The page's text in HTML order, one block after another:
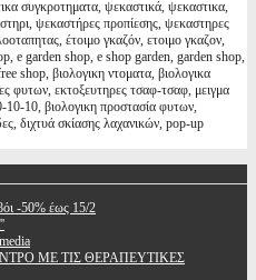
συγκροτηματα, ψεκαστικά, ψεκαστικα,
ψεκαστήρες προπίεσης, ψεκαστηρες
έτοιμο γκαζόν, ετοιμο γκαζον,
e garden shop, e shop garden, garden shop,
shop, βιολογικη ντοματα, βιολογικα
φυτων, εκτοξευτηρες τσαφ-τσαφ, μειγμα
10, βιολογικη προστασία φυτων,
διχτυά σκίασης λαχανικών, pop-up
-50% έως 15/2
ΜΕ ΤΙΣ ΘΕΡΑΠΕΥΤΙΚΕΣ